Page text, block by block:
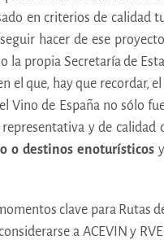
en criterios de calidad
hacer de ese
propia Secretaría de
el que, hay que recordar,
Vino de España no sólo
y de calidad
o destinos enoturísticos
clave para Rutas
a ACEVIN y